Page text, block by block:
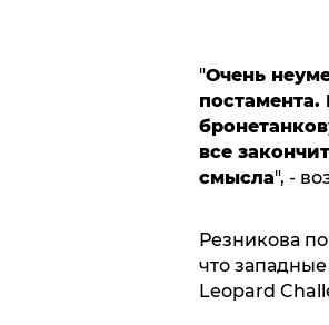
"Очень
все
смысла", -
Резникова
что
Leopard